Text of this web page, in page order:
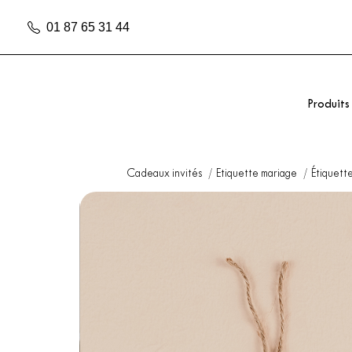
01 87 65 31 44
Produits
Cadeaux invités Etiquette mariage